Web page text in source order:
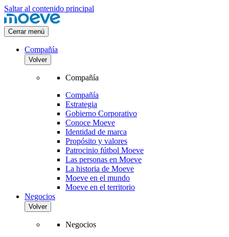
Saltar al contenido principal
Cerrar menú
Compañía
Volver
Compañía
Compañía
Estrategia
Gobierno Corporativo
Conoce Moeve
Identidad de marca
Propósito y valores
Patrocinio fútbol Moeve
Las personas en Moeve
La historia de Moeve
Moeve en el mundo
Moeve en el territorio
Negocios
Volver
Negocios